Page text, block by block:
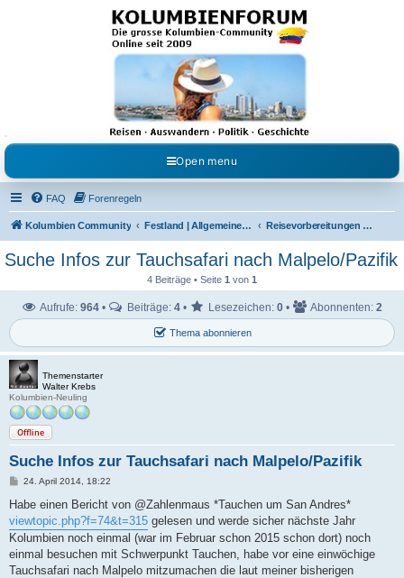
Kolumbienforum - Das
grosse Forum der
Freunde Kolumbiens
Reisen, Auswandern, Kultur, Politik, Geschichte und Visum in Kolumbien und Venezuela.
Austausch, Erfahrungen und Gemeinschaft im Kolumbienforum
Open menu
FAQ Forenregeln
Kolumbien Community Festland | Allgemeine Fragen Reisevorbereitungen & Reiseerfahrungen
Suche Infos zur Tauchsafari nach Malpelo/Pazifik
4 Beiträge • Seite 1 von 1
Thema abonnieren
Aufrufe: 964 • Beiträge: 4 • Lesezeichen: 0 • Abonnenten: 2
Themenstarter
Walter Krebs
Kolumbien-Neuling
Offline
Suche Infos zur Tauchsafari nach Malpelo/Pazifik
B
i
r
a
g
24. April 2014, 18:22
Habe einen Bericht von @Zahlenmaus *Tauchen um San Andres*
viewtopic.php?f=74&t=315 gelesen und werde sicher nächste Jahr
Kolumbien noch einmal (war im Februar schon 2015 schon dort) noch
einmal besuchen mit Schwerpunkt Tauchen, habe vor eine einwöchige
Tauchsafari nach Malpelo mitzumachen die laut meiner bisherigen